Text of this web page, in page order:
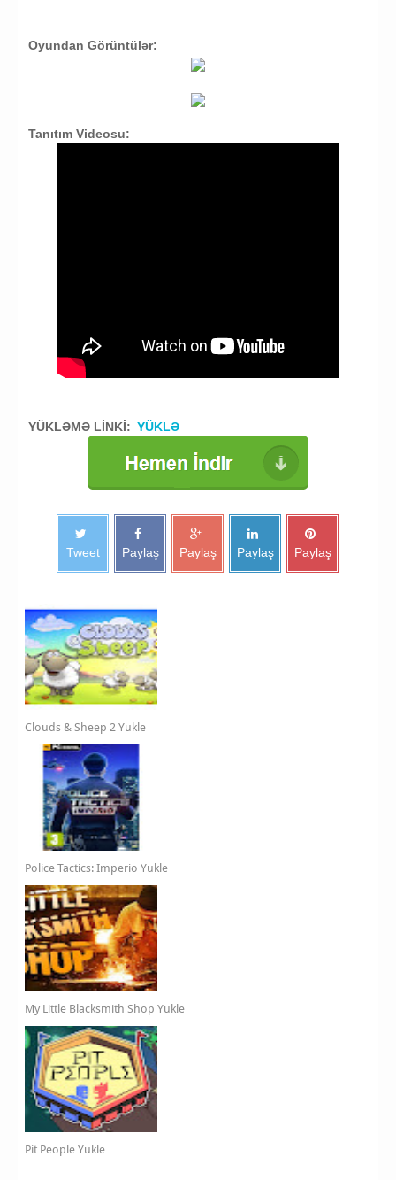
Oyundan Görüntülər:
Tanıtım Videosu:
YÜKLƏMƏ LİNKİ: YÜKLƏ
Tweet Paylaş Paylaş Paylaş Paylaş
Clouds & Sheep 2 Yukle
Police Tactics: Imperio Yukle
My Little Blacksmith Shop Yukle
Pit People Yukle